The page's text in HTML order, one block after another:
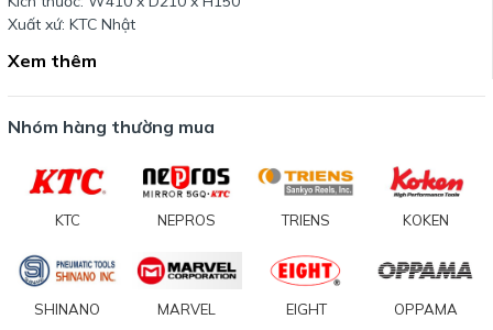
Xuất xứ: KTC Nhật
Xem thêm
Nhóm hàng thường mua
KTC NEPROS TRIENS KOKEN
SHINANO MARVEL EIGHT OPPAMA